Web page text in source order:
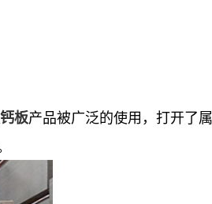
板产品被广泛的使用，打开了